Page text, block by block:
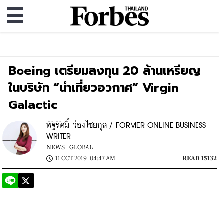
Boeing เตรียมลงทุน 20 ล้านเหรียญ
ในบริษัท “นำเที่ยวอวกาศ” Virgin
Galactic
พัฐรัศมิ์ ว่องไชยกุล / FORMER ONLINE BUSINESS
WRITER
NEWS |
GLOBAL
11 OCT 2019 | 04:47 AM
READ 15132